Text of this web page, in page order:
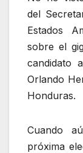
del
Estados
sobre el
candidato
Orlando
Honduras.
Cuando
próxima